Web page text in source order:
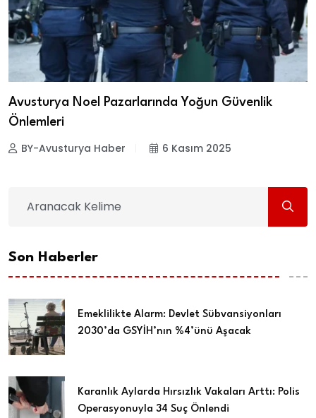
Avusturya Noel Pazarlarında Yoğun Güvenlik
Önlemleri
BY-Avusturya Haber 6 Kasım 2025
Son Haberler
Emeklilikte Alarm: Devlet Sübvansiyonları
2030’da GSYİH’nın %4’ünü Aşacak
Karanlık Aylarda Hırsızlık Vakaları Arttı: Polis
Operasyonuyla 34 Suç Önlendi